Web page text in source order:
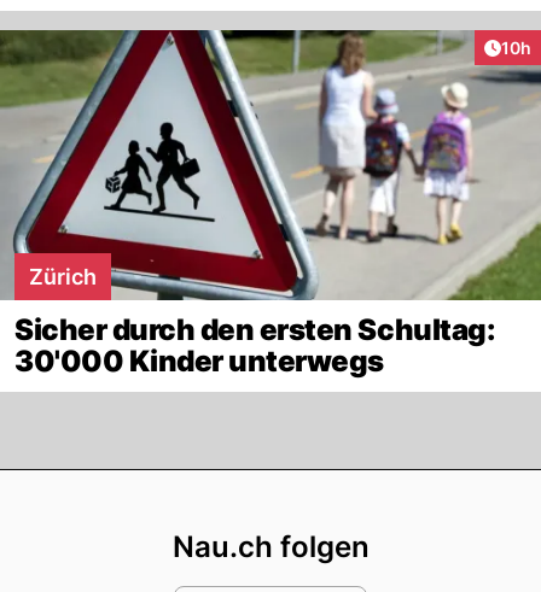
10h
Zürich
Sicher durch den ersten Schultag:
30'000 Kinder unterwegs
Nau.ch folgen